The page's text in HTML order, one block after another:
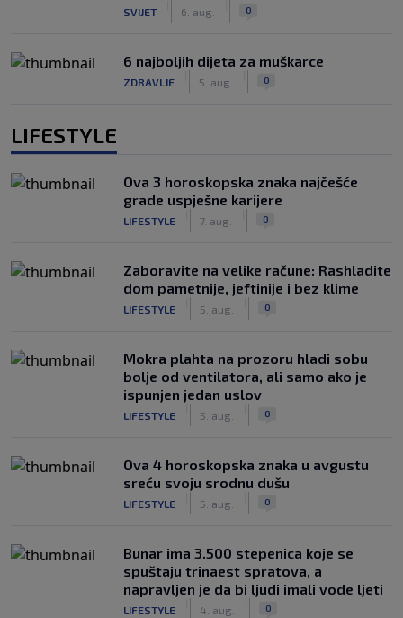
SVIJET 6. aug. 0
6 najboljih dijeta za muškarce
ZDRAVLJE 5. aug. 0
LIFESTYLE
Ova 3 horoskopska znaka najčešće
grade uspješne karijere
LIFESTYLE 7. aug. 0
Zaboravite na velike račune: Rashladite
dom pametnije, jeftinije i bez klime
LIFESTYLE 5. aug. 0
Mokra plahta na prozoru hladi sobu
bolje od ventilatora, ali samo ako je
ispunjen jedan uslov
LIFESTYLE 5. aug. 0
Ova 4 horoskopska znaka u avgustu
sreću svoju srodnu dušu
LIFESTYLE 5. aug. 0
Bunar imа 3.500 stepenica koje se
spuštaju trinaest spratova, a
napravljen je da bi ljudi imali vode ljeti
LIFESTYLE 4. aug. 0